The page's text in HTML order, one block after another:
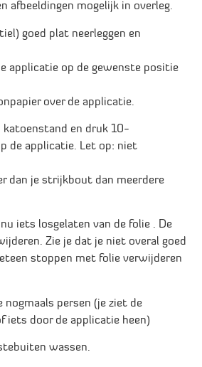
afbeeldingen mogelijk in overleg.
goed plat neerleggen en
applicatie op de gewenste positie
over de applicatie.
en druk 10-
de applicatie. Let op: niet
dan je strijkbout dan meerdere
iets losgelaten van de folie . De
Zie je dat je niet overal goed
stoppen met folie verwijderen
persen (je ziet de
iets door de applicatie heen)
wassen.